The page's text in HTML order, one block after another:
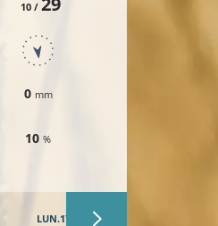
10 /
0 mm
10%
LUN.17